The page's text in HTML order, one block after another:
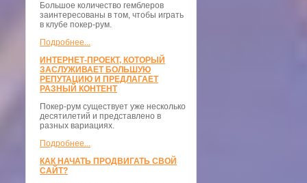
Большое количество гемблеров
заинтересованы в том, чтобы играть
в клубе покер-рум.
Подробнее...
ИНТЕРНЕТ-ПРОЕКТ, КОТОРЫЙ
ЗАСЛУЖИВАЕТ БОЛЬШУЮ
РЕПУТАЦИЮ И ПРЕДЛАГАЕТ
РАЗНЫЙ КОНТЕНТ
Покер-рум существует уже несколько
десятилетий и представлено в
разных вариациях.
Подробнее...
КАК НАЧАТЬ ПРОДВИГАТЬ СВОЙ
САЙТ?